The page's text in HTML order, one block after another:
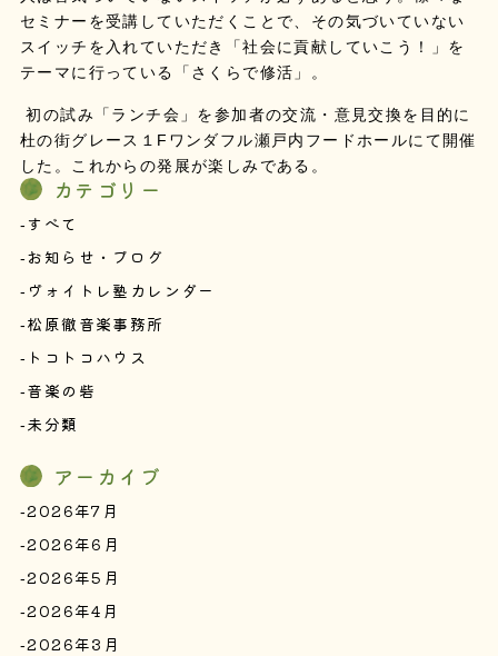
カテゴリー
すべて
お知らせ・ブログ
ヴォイトレ塾カレンダー
松原徹音楽事務所
トコトコハウス
音楽の砦
未分類
アーカイブ
2026年7月
2026年6月
2026年5月
2026年4月
2026年3月
セミナーを受講していただくことで、その気づいていない
スイッチを入れていただき「社会に貢献していこう！」を
テーマに行っている「さくらで修活」。
初の試み「ランチ会」を参加者の交流・意見交換を目的に
杜の街グレース１Fワンダフル瀬戸内フードホールにて開催
した。これからの発展が楽しみである。